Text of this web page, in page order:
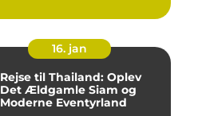
16. jan
Rejse til Thailand: Oplev
Det Ældgamle Siam og
Moderne Eventyrland